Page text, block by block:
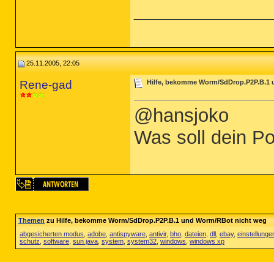
25.11.2005, 22:05
Rene-gad Hilfe, bekomme Worm/
@hansjoko
Was soll dein
Themenzu Hilfe, bekomme Worm/SdDrop.P2P.B.1 und Worm/RBot nicht weg
abgesicherten modus adobe antispyware antivir, bho dateien dll ebay,
schutz software sun java system system32 windows windows xp